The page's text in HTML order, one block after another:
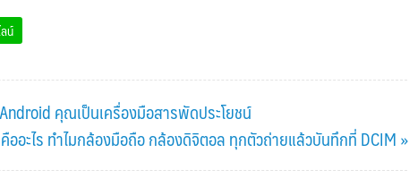
น์
คุณเป็นเครื่องมือสารพัดประโยชน์
ออะไร ทำไมกล้องมือถือ กล้องดิจิตอล ทุกตัวถ่ายแล้วบันทึกที่ DCIM »